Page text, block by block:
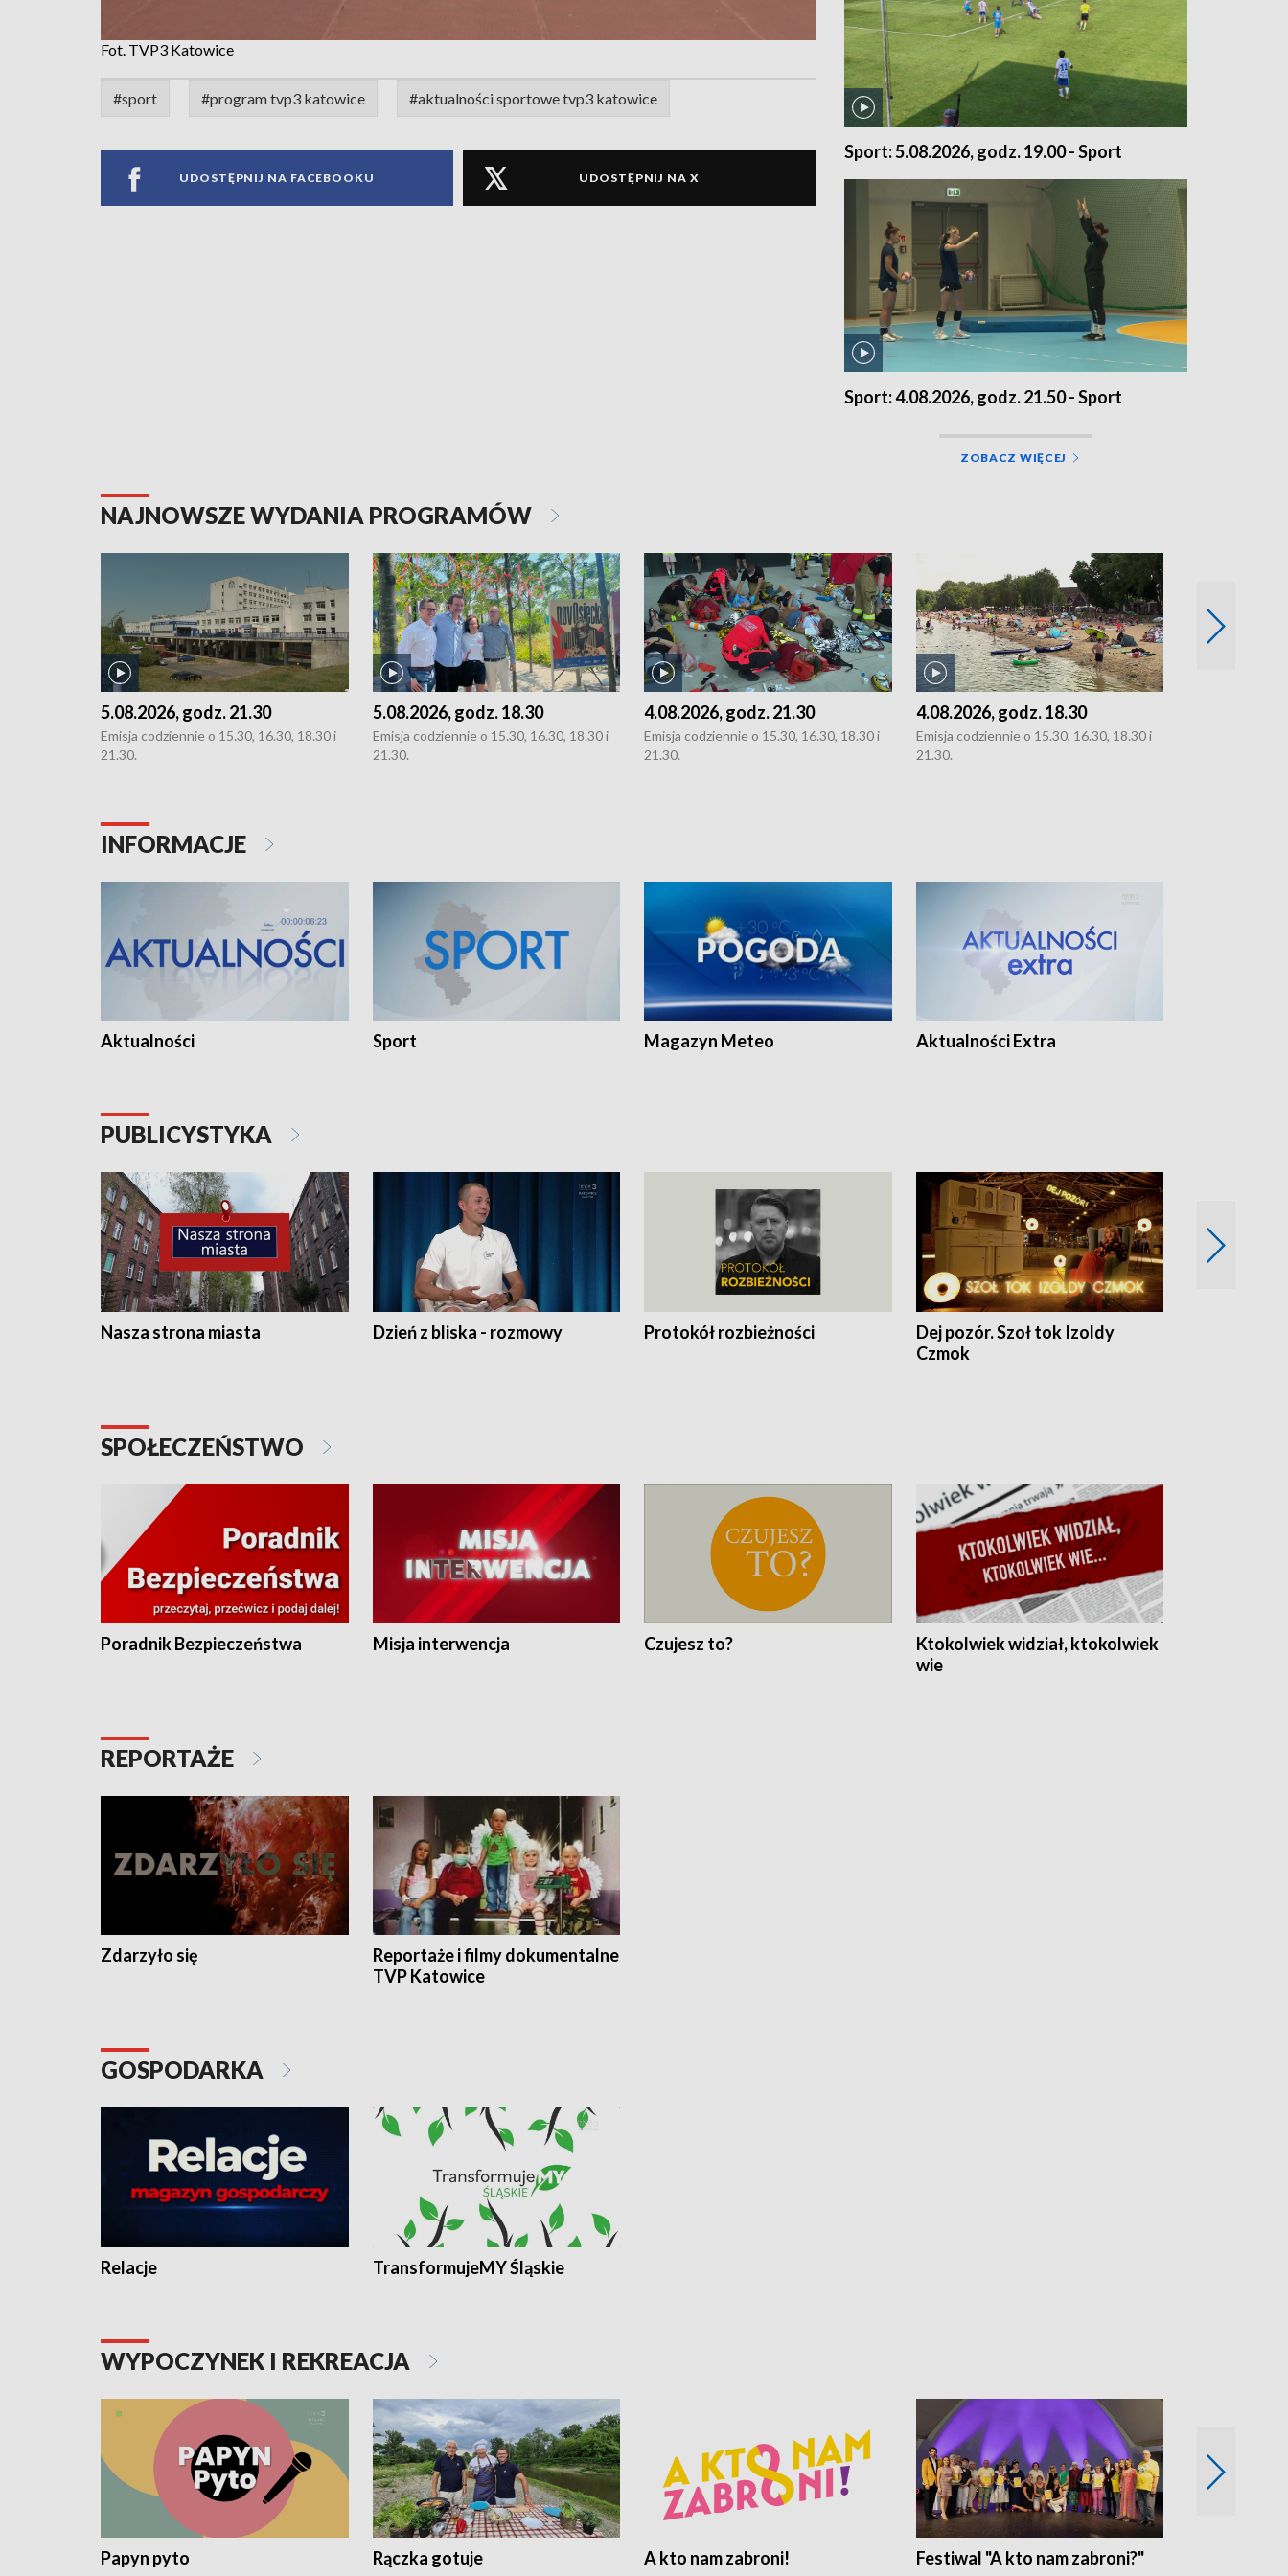
Fot. TVP3 Katowice
#sport #program tvp3 katowice #aktualności sportowe tvp3 katowice
UDOSTĘPNIJ NA FACEBOOKU UDOSTĘPNIJ NA X
Sport: 5.08.2026, godz. 19.00 - Sport
Sport: 4.08.2026, godz. 21.50 - Sport
ZOBACZ WIĘCEJ
NAJNOWSZE WYDANIA PROGRAMÓW
5.08.2026, godz. 21.30
Emisja codziennie o 15.30, 16.30, 18.30 i
21.30.
5.08.2026, godz. 18.30
Emisja codziennie o 15.30, 16.30, 18.30 i
21.30.
4.08.2026, godz. 21.30
Emisja codziennie o 15.30, 16.30, 18.30 i
21.30.
4.08.2026, godz. 18.30
Emisja codziennie o 15.30, 16.30, 18.30 i
21.30.
INFORMACJE
Aktualności Sport Magazyn Meteo Aktualności Extra
PUBLICYSTYKA
Nasza strona miasta Dzień z bliska - rozmowy Protokół rozbieżności
Dej pozór. Szoł tok Izoldy
Czmok
SPOŁECZEŃSTWO
Poradnik Bezpieczeństwa Misja interwencja Czujesz to?
Ktokolwiek widział, ktokolwiek
wie
REPORTAŻE
Zdarzyło się
Reportaże i filmy dokumentalne
TVP Katowice
GOSPODARKA
Relacje TransformujeMY Śląskie
WYPOCZYNEK I REKREACJA
Papyn pyto Rączka gotuje A kto nam zabroni! Festiwal "A kto nam zabroni?"